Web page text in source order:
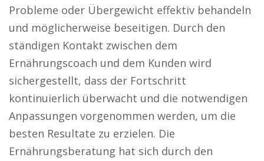
Probleme oder Übergewicht effektiv behandeln
und möglicherweise beseitigen. Durch den
ständigen Kontakt zwischen dem
Ernährungscoach und dem Kunden wird
sichergestellt, dass der Fortschritt
kontinuierlich überwacht und die notwendigen
Anpassungen vorgenommen werden, um die
besten Resultate zu erzielen. Die
Ernährungsberatung hat sich durch den